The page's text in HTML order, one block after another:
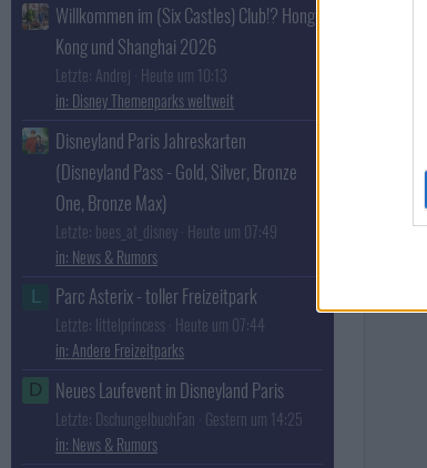
Willkommen im (Six Castles) Club!? Hong
Kong und Shanghai 2026
Letzte: Andrej Heute um 10:13
Disney Themenparks weltweit
Disneyland Paris Jahreskarten
(Disneyland Pass - Gold, Silver, Bronze
One, Bronze Max)
Letzte: bees_at_disney Heute um 07:49
News & Rumors
L Parc Asterix - toller Freizeitpark
Letzte: littelprincess Heute um 07:44
Andere Freizeitparks
D Neues Laufevent in Disneyland Paris
Letzte: DschungelbuchFan Gestern um 14:25
News & Rumors